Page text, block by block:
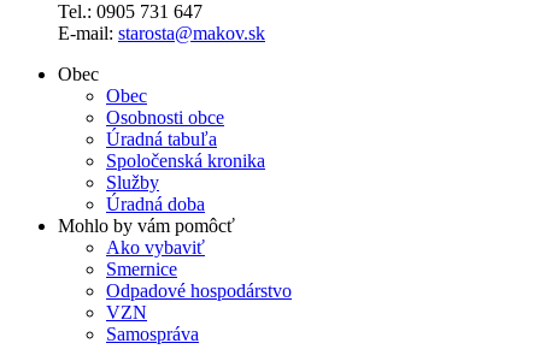
Tel.: 0905 731 647
E-mail: starosta@makov.sk
Obec
Obec
Osobnosti obce
Úradná tabuľa
Spoločenská kronika
Služby
Úradná doba
Mohlo by vám pomôcť
Ako vybaviť
Smernice
Odpadové hospodárstvo
VZN
Samospráva